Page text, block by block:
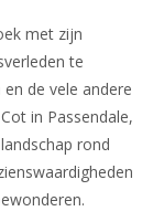
met zijn
te
de vele andere
in Passendale,
rond